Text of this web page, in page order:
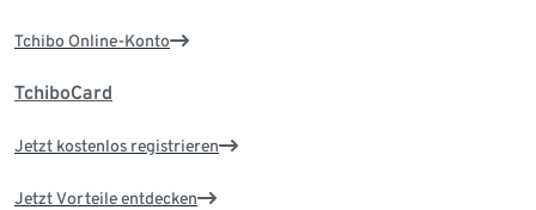
Tchibo Online-Konto
TchiboCard
Jetzt kostenlos registrieren
Jetzt Vorteile entdecken